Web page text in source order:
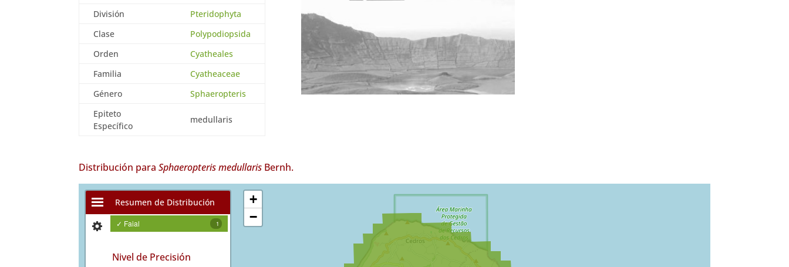
División
Pteridophyta
Clase
Polypodiopsida
Orden
Cyatheales
Familia
Cyatheaceae
Género
Sphaeropteris
Epiteto
Específico
medullaris
Distribución paraSphaeropteris medullaris Bernh.
Resumen de Distribución
✓ Faial 1
Nivel de Precisión
+
−